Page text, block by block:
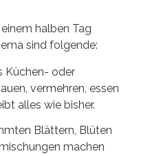
halben Tag
sind folgende:
Küchen- oder
vermehren, essen
alles wie bisher.
Blättern, Blüten
machen